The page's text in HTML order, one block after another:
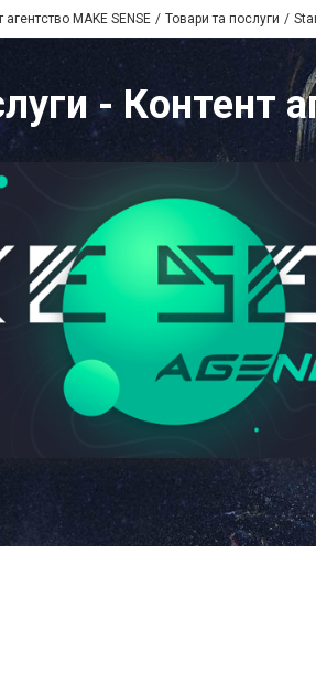
агентство MAKE SENSE Товари та послуги
- Контент